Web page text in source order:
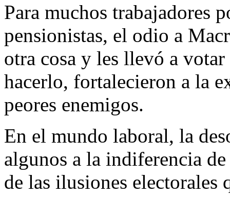
Para muchos trabajadores
pensionistas, el odio a
otra cosa y les llevó a
hacerlo, fortalecieron a la
peores enemigos.
En el mundo laboral, la
algunos a la indiferencia
de las ilusiones electorales